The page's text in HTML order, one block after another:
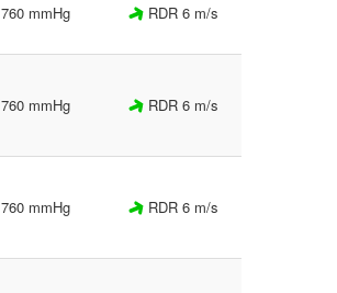
760 mmHg RDR 6 m/s
760 mmHg RDR 6 m/s
760 mmHg RDR 6 m/s